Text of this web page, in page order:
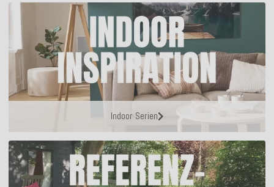
Indoor Serien